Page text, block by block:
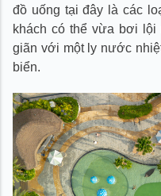
đồ uống tại đây là các
khách có thể vừa bơi
giãn với một ly nước
biển.